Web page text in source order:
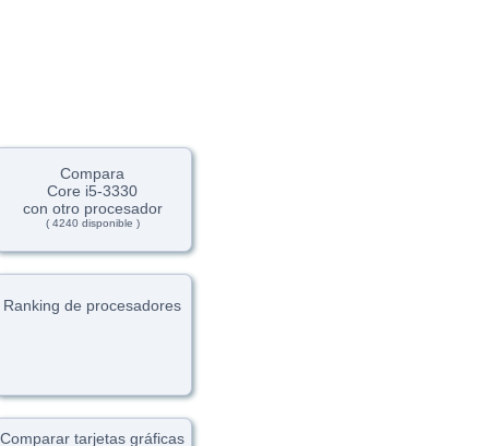
Compara
Core i5-3330
con otro procesador
( 4240 disponible )
Ranking de procesadores
Comparar tarjetas gráficas